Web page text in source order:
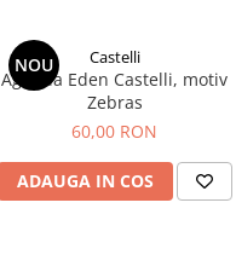
NOU Castelli
Agenda Eden Castelli, motiv
Zebras
60,00 RON
ADAUGA IN COS